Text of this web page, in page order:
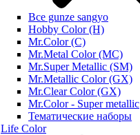
Все gunze sangyo
Hobby Color (H)
Mr.Color (C)
Mr.Metal Color (MC)
Mr.Super Metallic (SM)
Mr.Metallic Color (GX)
Mr.Clear Color (GX)
Mr.Color - Super metallic
Тематические наборы
Life Color